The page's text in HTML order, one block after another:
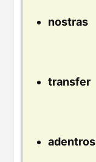
nostras
transfer
adentros